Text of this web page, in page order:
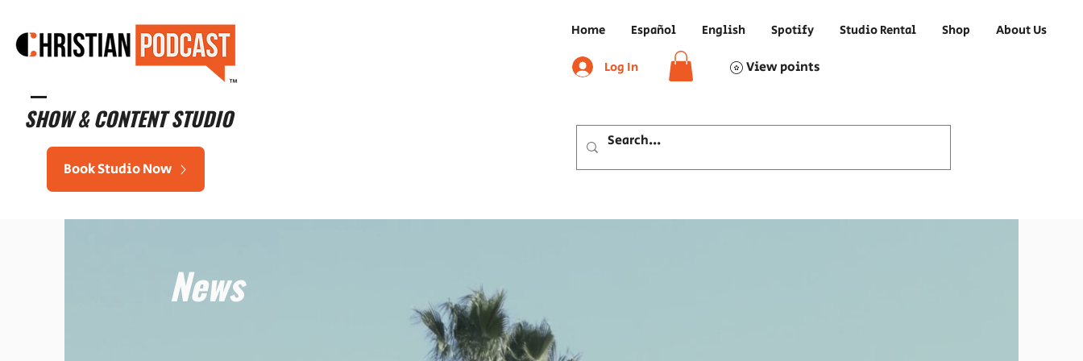
™
SHOW & CONTENT STUDIO
Book Studio Now
Home Español English Spotify Studio Rental Shop About Us
Log In View points
News